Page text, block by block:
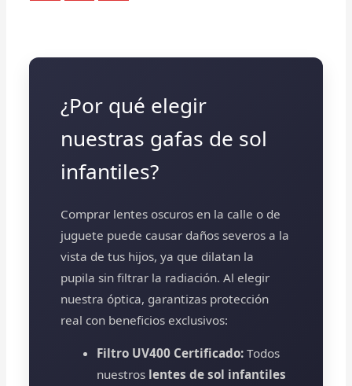
¿Por qué elegir
nuestras gafas de sol
infantiles?
Comprar lentes oscuros en la calle o de
juguete puede causar daños severos a la
vista de tus hijos, ya que dilatan la
pupila sin filtrar la radiación. Al elegir
nuestra óptica, garantizas protección
real con beneficios exclusivos:
Filtro UV400 Certificado: Todos
nuestros lentes de sol infantiles